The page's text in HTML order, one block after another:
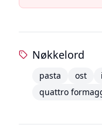
Nøkkelord
pasta ost
quattro